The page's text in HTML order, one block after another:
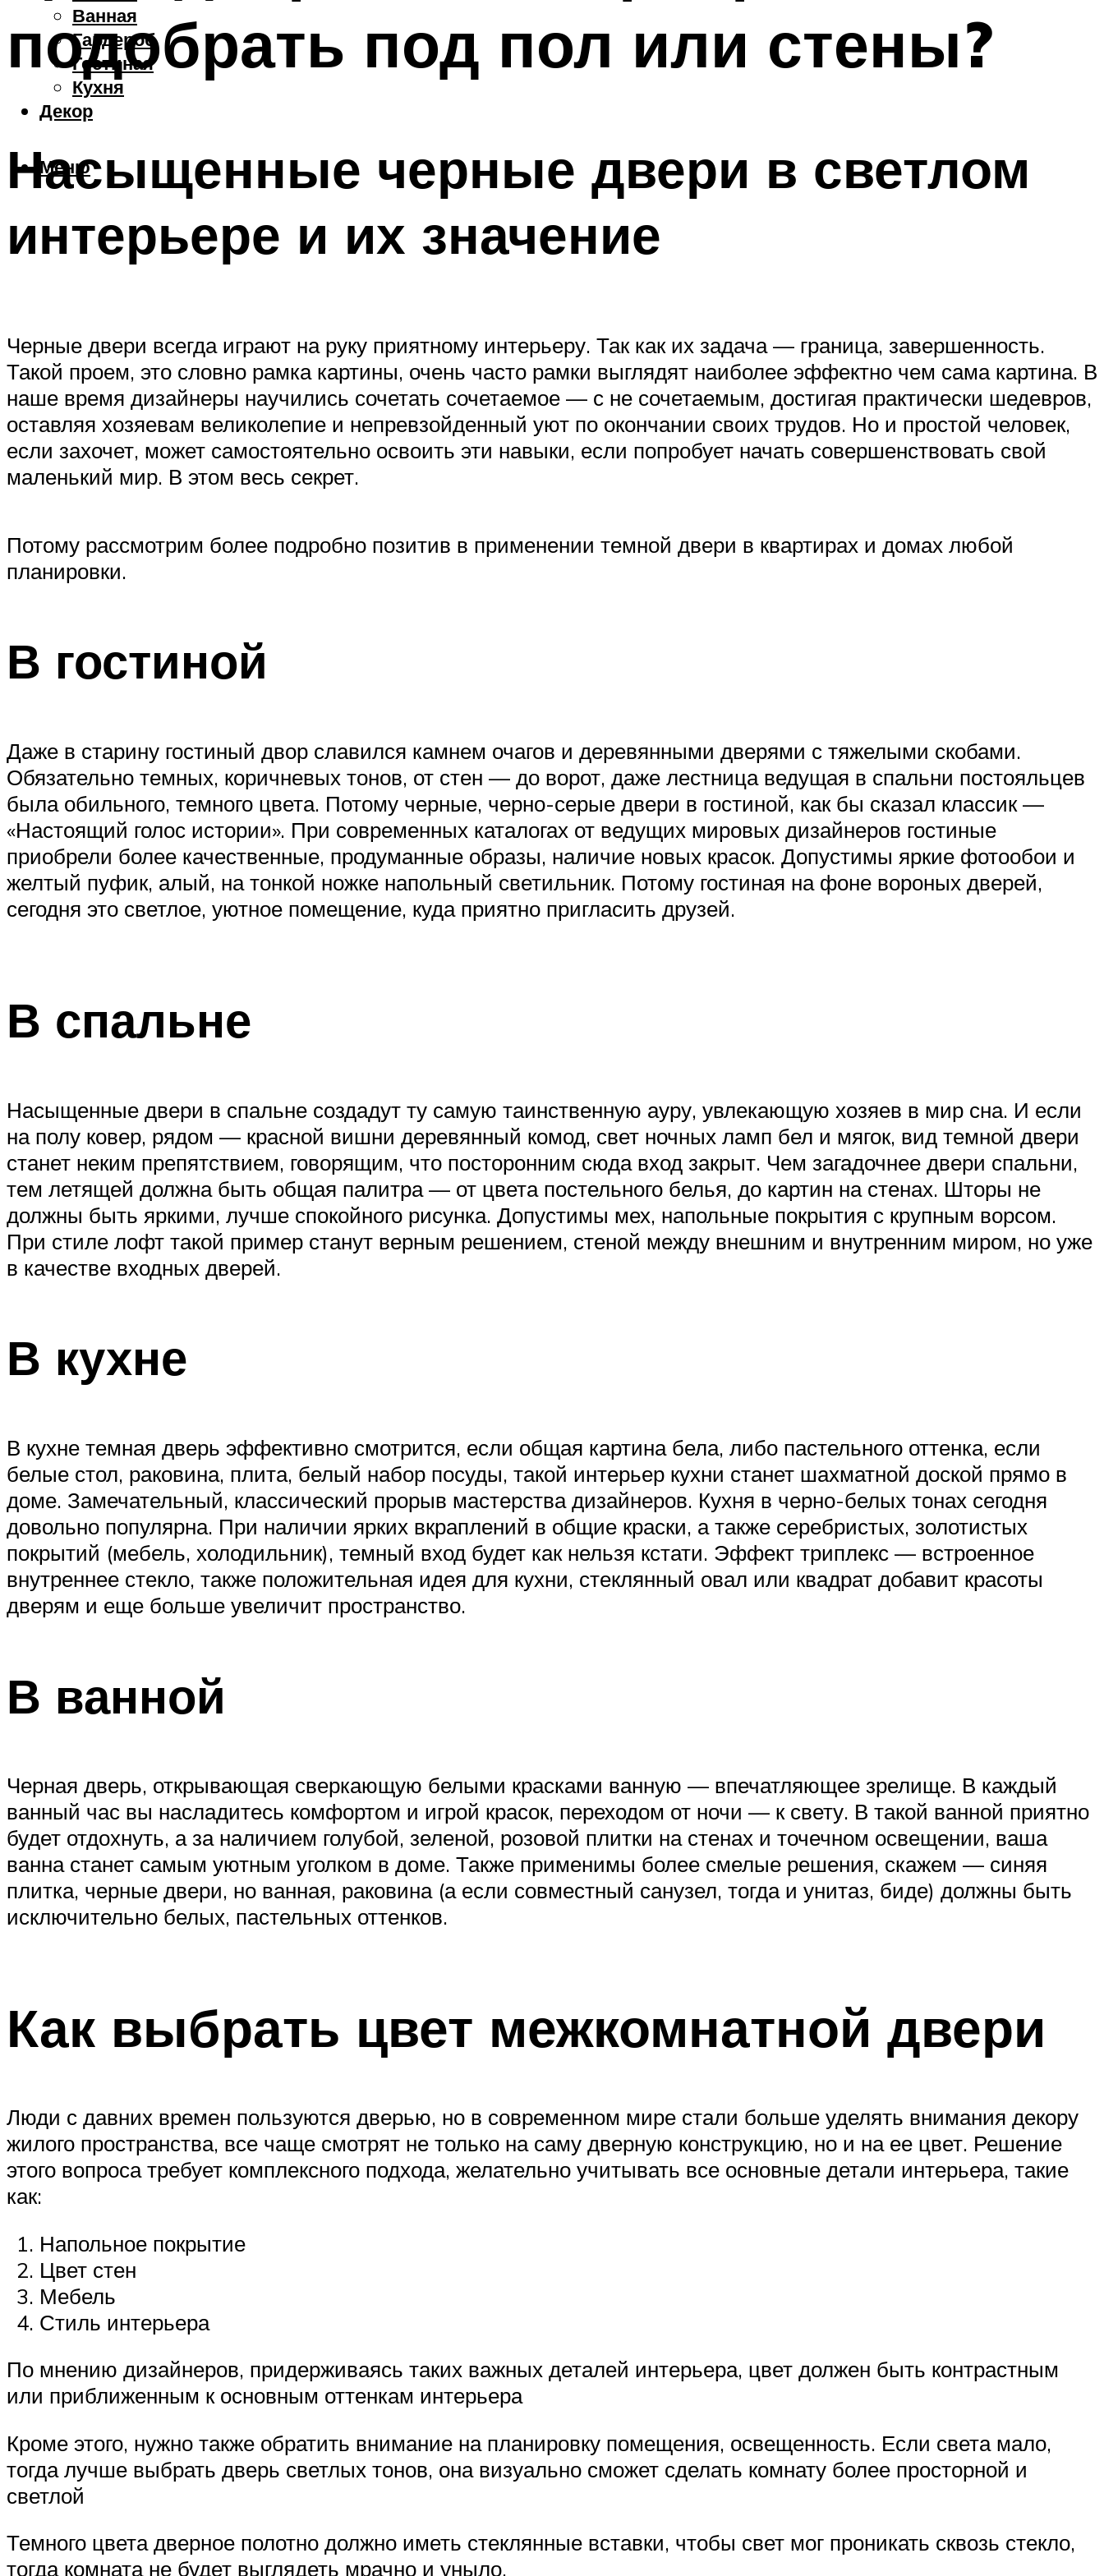
Ванная
Гардероб
Гостиная
Кухня
Декор
Меню
подобрать под пол или стены?
Насыщенные черные двери в светлом
интерьере и их значение
Черные двери всегда играют на руку приятному интерьеру. Так как их задача — граница, завершенность.
Такой проем, это словно рамка картины, очень часто рамки выглядят наиболее эффектно чем сама картина. В
наше время дизайнеры научились сочетать сочетаемое — с не сочетаемым, достигая практически шедевров,
оставляя хозяевам великолепие и непревзойденный уют по окончании своих трудов. Но и простой человек,
если захочет, может самостоятельно освоить эти навыки, если попробует начать совершенствовать свой
маленький мир. В этом весь секрет.
Потому рассмотрим более подробно позитив в применении темной двери в квартирах и домах любой
планировки.
В гостиной
Даже в старину гостиный двор славился камнем очагов и деревянными дверями с тяжелыми скобами.
Обязательно темных, коричневых тонов, от стен — до ворот, даже лестница ведущая в спальни постояльцев
была обильного, темного цвета. Потому черные, черно-серые двери в гостиной, как бы сказал классик —
«Настоящий голос истории». При современных каталогах от ведущих мировых дизайнеров гостиные
приобрели более качественные, продуманные образы, наличие новых красок. Допустимы яркие фотообои и
желтый пуфик, алый, на тонкой ножке напольный светильник. Потому гостиная на фоне вороных дверей,
сегодня это светлое, уютное помещение, куда приятно пригласить друзей.
В спальне
Насыщенные двери в спальне создадут ту самую таинственную ауру, увлекающую хозяев в мир сна. И если
на полу ковер, рядом — красной вишни деревянный комод, свет ночных ламп бел и мягок, вид темной двери
станет неким препятствием, говорящим, что посторонним сюда вход закрыт. Чем загадочнее двери спальни,
тем летящей должна быть общая палитра — от цвета постельного белья, до картин на стенах. Шторы не
должны быть яркими, лучше спокойного рисунка. Допустимы мех, напольные покрытия с крупным ворсом.
При стиле лофт такой пример станут верным решением, стеной между внешним и внутренним миром, но уже
в качестве входных дверей.
В кухне
В кухне темная дверь эффективно смотрится, если общая картина бела, либо пастельного оттенка, если
белые стол, раковина, плита, белый набор посуды, такой интерьер кухни станет шахматной доской прямо в
доме. Замечательный, классический прорыв мастерства дизайнеров. Кухня в черно-белых тонах сегодня
довольно популярна. При наличии ярких вкраплений в общие краски, а также серебристых, золотистых
покрытий (мебель, холодильник), темный вход будет как нельзя кстати. Эффект триплекс — встроенное
внутреннее стекло, также положительная идея для кухни, стеклянный овал или квадрат добавит красоты
дверям и еще больше увеличит пространство.
В ванной
Черная дверь, открывающая сверкающую белыми красками ванную — впечатляющее зрелище. В каждый
ванный час вы насладитесь комфортом и игрой красок, переходом от ночи — к свету. В такой ванной приятно
будет отдохнуть, а за наличием голубой, зеленой, розовой плитки на стенах и точечном освещении, ваша
ванна станет самым уютным уголком в доме. Также применимы более смелые решения, скажем — синяя
плитка, черные двери, но ванная, раковина (а если совместный санузел, тогда и унитаз, биде) должны быть
исключительно белых, пастельных оттенков.
Как выбрать цвет межкомнатной двери
Люди с давних времен пользуются дверью, но в современном мире стали больше уделять внимания декору
жилого пространства, все чаще смотрят не только на саму дверную конструкцию, но и на ее цвет. Решение
этого вопроса требует комплексного подхода, желательно учитывать все основные детали интерьера, такие
как:
Напольное покрытие
Цвет стен
Мебель
Стиль интерьера
По мнению дизайнеров, придерживаясь таких важных деталей интерьера, цвет должен быть контрастным
или приближенным к основным оттенкам интерьера
Кроме этого, нужно также обратить внимание на планировку помещения, освещенность. Если света мало,
тогда лучше выбрать дверь светлых тонов, она визуально сможет сделать комнату более просторной и
светлой
Темного цвета дверное полотно должно иметь стеклянные вставки, чтобы свет мог проникать сквозь стекло,
тогда комната не будет выглядеть мрачно и уныло.